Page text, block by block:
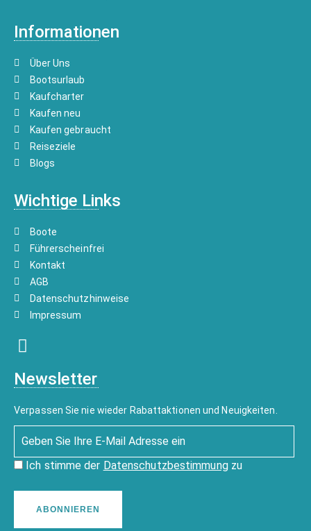
Informationen
Über Uns
Bootsurlaub
Kaufcharter
Kaufen neu
Kaufen gebraucht
Reiseziele
Blogs
Wichtige Links
Boote
Führerscheinfrei
Kontakt
AGB
Datenschutzhinweise
Impressum
Newsletter
Verpassen Sie nie wieder Rabattaktionen und Neuigkeiten.
Ich stimme der Datenschutzbestimmungzu
ABONNIEREN